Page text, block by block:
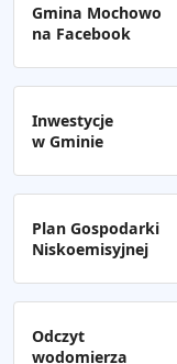
Gmina Mochowo
na Facebook
Inwestycje
w Gminie
Plan Gospodarki
Niskoemisyjnej
Odczyt
wodomierza